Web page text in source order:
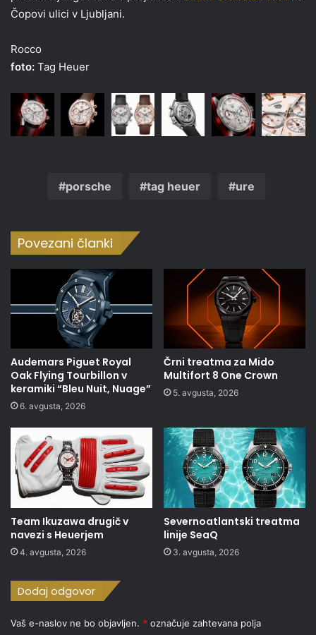
Čopovi ulici v Ljubljani.
Rocco
foto: Tag Heuer
porsche tag heuer ure
Povezani članki
Audemars Piguet Royal
Oak Flying Tourbillon v
keramiki “Bleu Nuit, Nuage”
6. avgusta, 2026
Črni treatma za Mido
Multifort 8 One Crown
5. avgusta, 2026
Team Ikuzawa drugič v
navezi s Heuerjem
4. avgusta, 2026
Severnoatlantski treatma
linije SeaQ
3. avgusta, 2026
Dodaj odgovor
Vaš e-naslov ne bo objavljen. * označuje zahtevana polja